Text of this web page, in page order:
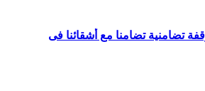
تضامنية تضامنا مع أشقائنا فى